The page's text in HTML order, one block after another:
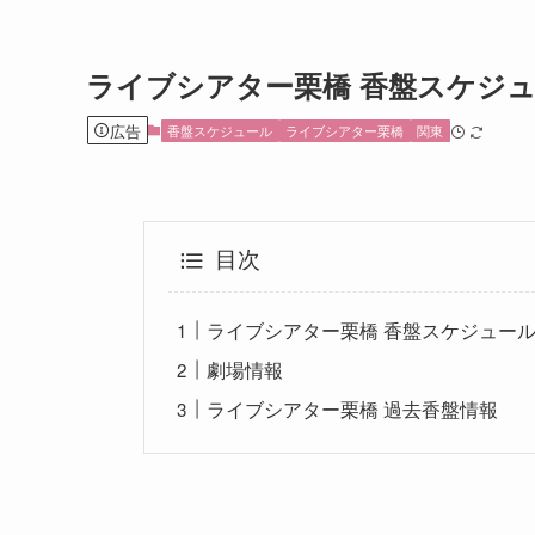
ライブシアター栗橋 香盤スケジ
広告 香盤スケジュール ライブシアター栗橋 関東
目次
ライブシアター栗橋 香盤スケジュー
劇場情報
ライブシアター栗橋 過去香盤情報